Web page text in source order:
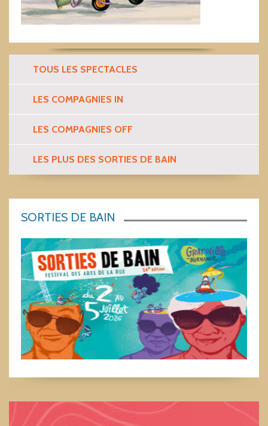
TOUS LES SPECTACLES
LES COMPAGNIES IN
LES COMPAGNIES OFF
LES PLUS DES SORTIES DE BAIN
SORTIES DE BAIN